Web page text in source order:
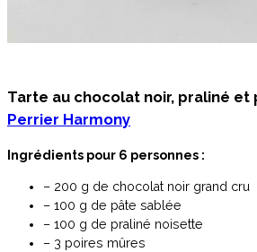
Tarte au chocolat noir, praliné et
Perrier Harmony
Ingrédients pour 6 personnes :
– 200 g de chocolat noir grand cru
– 100 g de pâte sablée
– 100 g de praliné noisette
– 3 poires mûres